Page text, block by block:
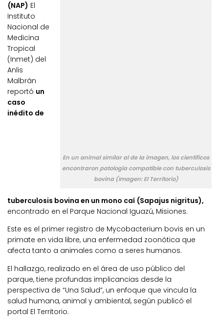
En un animal similar al de la imagen, los científicos
encontraron patología compatible con tuberculosis
bovina (Imagen: El Territorio)
(NAP) El
Instituto
Nacional de
Medicina
Tropical
(Inmet) del
Anlis
Malbrán
reportó un
caso
inédito de
tuberculosis bovina en un mono caí (Sapajus nigritus),
encontrado en el Parque Nacional Iguazú, Misiones.
Este es el primer registro de Mycobacterium bovis en un
primate en vida libre, una enfermedad zoonótica que
afecta tanto a animales como a seres humanos.
El hallazgo, realizado en el área de uso público del
parque, tiene profundas implicancias desde la
perspectiva de “Una Salud”, un enfoque que vincula la
salud humana, animal y ambiental, según publicó el
portal El Territorio.